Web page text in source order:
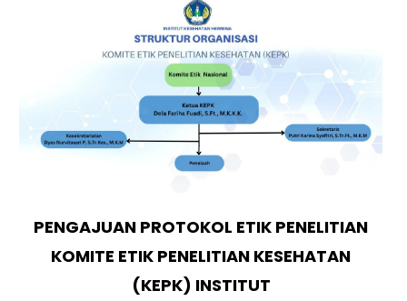
PENGAJUAN PROTOKOL ETIK PENELITIAN
KOMITE ETIK PENELITIAN KESEHATAN
(KEPK) INSTITUT